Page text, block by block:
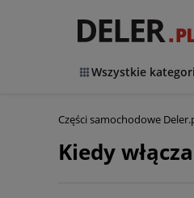
Wszystkie
Części samochodowe
Kiedy